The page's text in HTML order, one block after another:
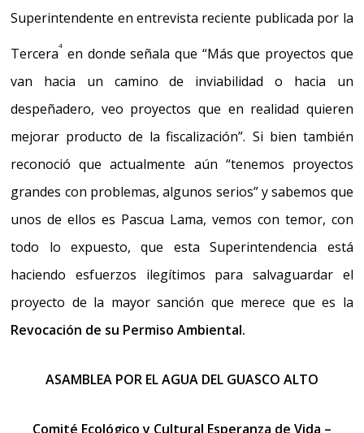
Superintendente en entrevista reciente publicada por la
Tercera4 en donde señala que “Más que proyectos que
van hacia un camino de inviabilidad o hacia un
despeñadero, veo proyectos que en realidad quieren
mejorar producto de la fiscalización”. Si bien también
reconoció que actualmente aún “tenemos proyectos
grandes con problemas, algunos serios”y sabemos que
unos de ellos es Pascua Lama, vemos con temor, con
todo lo expuesto, que esta Superintendencia está
haciendo esfuerzos ilegítimos para salvaguardar el
proyecto de la mayor sanción que merece que es la
Revocación de su Permiso Ambiental.
ASAMBLEA POR EL AGUA DEL GUASCO ALTO
Comité Ecológico y Cultural Esperanza de Vida –